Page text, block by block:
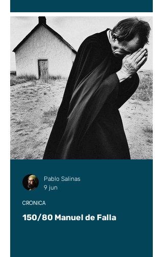
150/80 Manuel de Falla
CRÓNICA
Pablo Salinas
9 jun